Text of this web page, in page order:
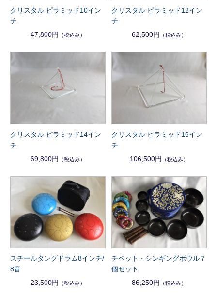
クリスタル ピラミッド10イン
チ
47,800円
（税込み）
クリスタル ピラミッド12イン
チ
62,500円
（税込み）
クリスタル ピラミッド14イン
チ
69,800円
（税込み）
クリスタル ピラミッド16イン
チ
106,500円
（税込み）
スチールタングドラム8インチ/
8音
23,500円
（税込み）
チベット・シンギングボウル７
個セット
86,250円
（税込み）